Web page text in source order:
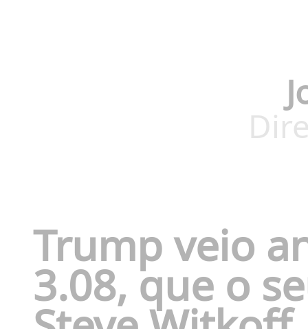
Trump veio
3.08, que o